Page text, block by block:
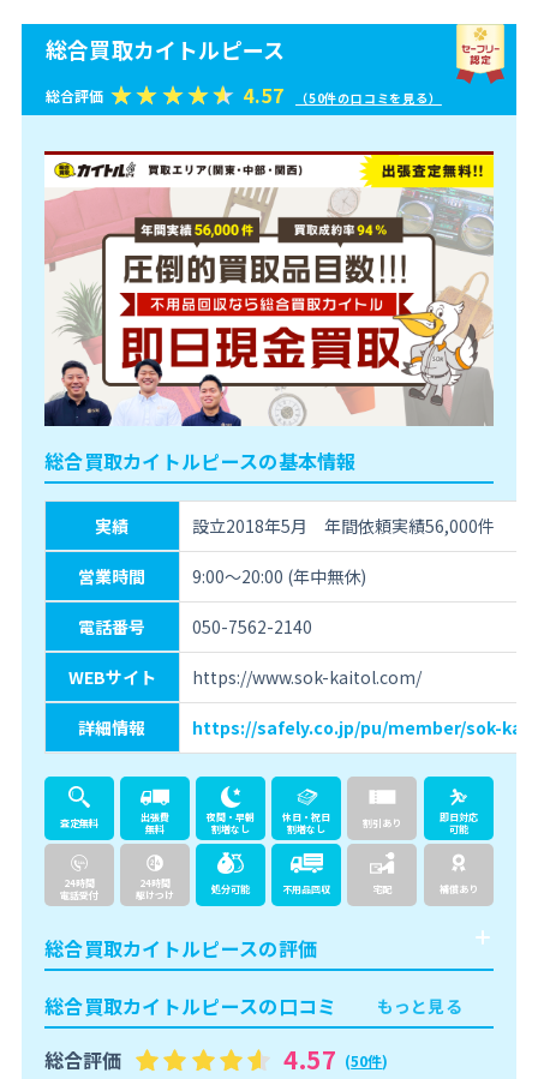
総合買取カイトルピース
総合評価 4.57 （50件の口コミを見る）
総合買取カイトルピースの基本情報
実績 設立2018年5月 年間依頼実績56,000件
営業時間 9:00～20:00 (年中無休)
電話番号 050-7562-2140
WEBサイト https://www.sok-kaitol.com/
詳細情報 https://safely.co.jp/pu/member/sok-
査定無料
出張費
無料
夜間・早朝
割増なし
休日・祝日
割増なし
割引あり
即日対応
可能
24時間
電話受付
24時間
駆けつけ
処分可能 不用品回収 宅配 補償あり
総合買取カイトルピースの評価
総合買取カイトルピースの口コミ
もっと見る
総合評価 4.57 (50件)